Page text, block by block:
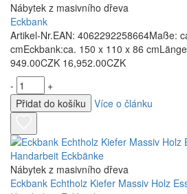
Nábytek z masivního dřeva
Eckbank
Artikel-Nr.EAN: 4062292258664Maße:
cmEckbank:ca. 150 x 110 x 86
949.00CZK 16,952.00CZK
-
+
Přidat do košíku
Více o článku
Nábytek z masivního dřeva
Eckbank Echtholz Kiefer Massiv Holz